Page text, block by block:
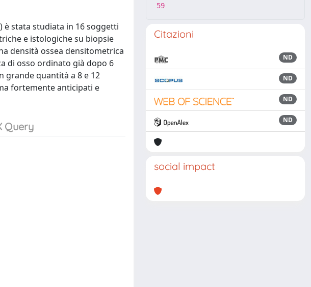
è stata studiata in 16 soggetti
e istologiche su biopsie
densità ossea densitometrica
di osso ordinato già dopo 6
grande quantità a 8 e 12
fortemente anticipati e
59
Citazioni
ND
ND
ND
ND
social impact